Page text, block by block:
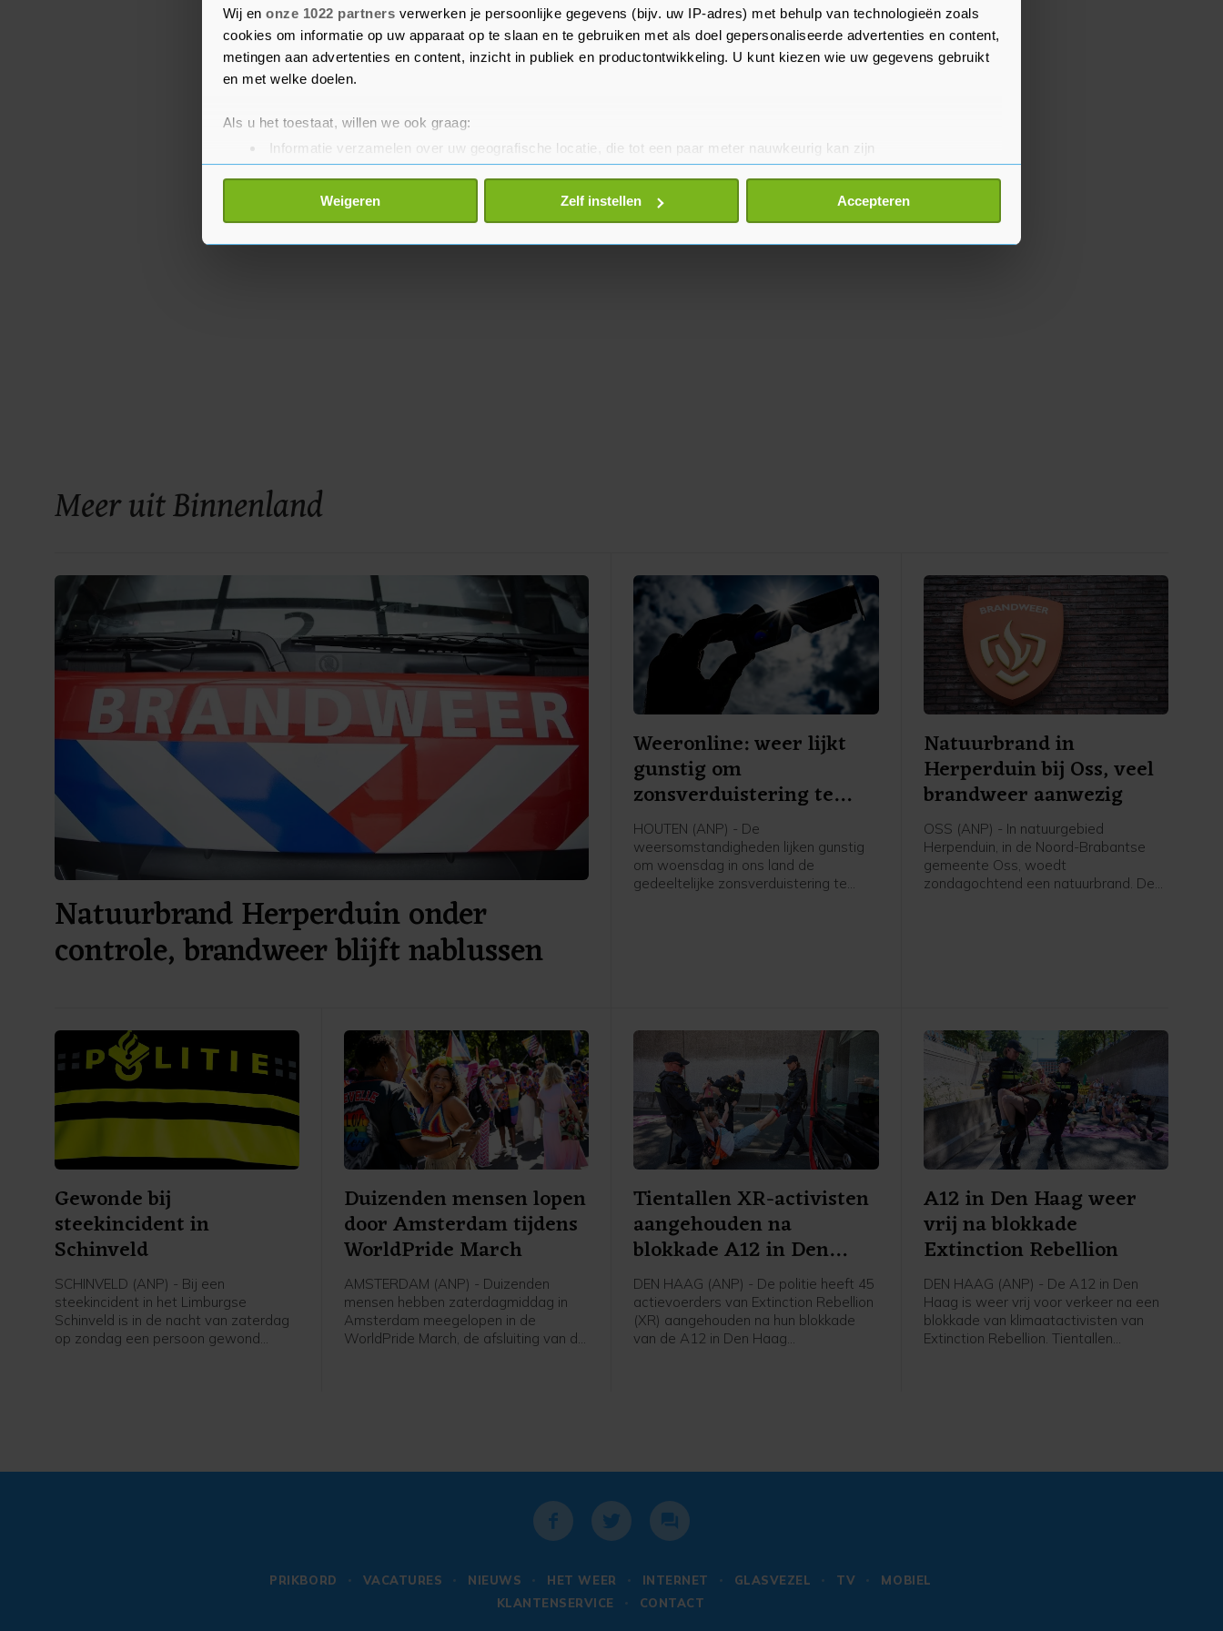
Wij en onze 1022 partners verwerken je persoonlijke gegevens (bijv. uw IP-adres) met behulp van technologieën zoals
cookies om informatie op uw apparaat op te slaan en te gebruiken met als doel gepersonaliseerde advertenties en content,
metingen aan advertenties en content, inzicht in publiek en productontwikkeling. U kunt kiezen wie uw gegevens gebruikt
en met welke doelen.
Als u het toestaat, willen we ook graag:
Informatie verzamelen over uw geografische locatie, die tot een paar meter nauwkeurig kan zijn
Uw apparaat identificeren door het actief te scannen op specifieke eigenschappen (fingerprinting)
Lees meer over hoe uw persoonlijke gegevens worden verwerkt en stel uw voorkeuren in het
detailgedeelte
toestemming op elk moment wijzigen of intrekken in de Cookieverklaring.
Weigeren Zelf instellen Accepteren
het brood breken, ons broederschap vieren en
betekenisvolle gesprekken voeren."
Meer uit Binnenland
Natuurbrand Herperduin onder
controle, brandweer blijft nablussen
Weeronline: weer lijkt
gunstig om
zonsverduistering te
zien
HOUTEN (ANP) - De
weersomstandigheden lijken gunstig
om woensdag in ons land de
gedeeltelijke zonsverduistering te
Natuurbrand in
Herperduin bij Oss, veel
brandweer aanwezig
OSS (ANP) - In natuurgebied
Herpenduin, in de Noord-Brabantse
gemeente Oss, woedt
zondagochtend een natuurbrand. De
Gewonde bij
steekincident in
Schinveld
SCHINVELD (ANP) - Bij een
steekincident in het Limburgse
Schinveld is in de nacht van zaterdag
op zondag een persoon gewond
Duizenden mensen lopen
door Amsterdam tijdens
WorldPride March
AMSTERDAM (ANP) - Duizenden
mensen hebben zaterdagmiddag in
Amsterdam meegelopen in de
WorldPride March, de afsluiting van de
Tientallen XR-activisten
aangehouden na
blokkade A12 in Den
Haag
DEN HAAG (ANP) - De politie heeft 45
actievoerders van Extinction Rebellion
(XR) aangehouden na hun blokkade
van de A12 in Den Haag
A12 in Den Haag weer
vrij na blokkade
Extinction Rebellion
DEN HAAG (ANP) - De A12 in Den
Haag is weer vrij voor verkeer na een
blokkade van klimaatactivisten van
Extinction Rebellion. Tientallen
PRIKBORD VACATURES NIEUWS HET WEER INTERNET GLASVEZEL TV
MOBIEL
KLANTENSERVICE
CONTACT